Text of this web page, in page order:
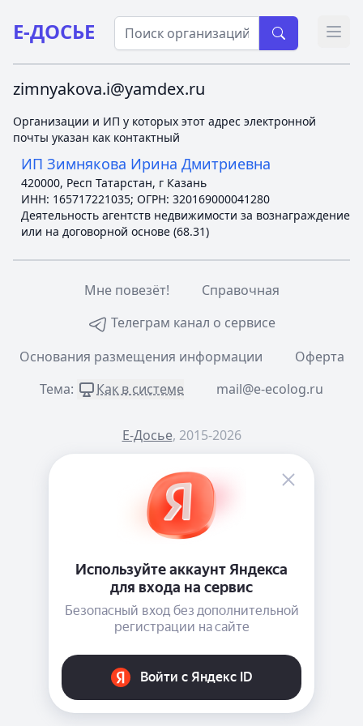
Е-ДОСЬЕ
zimnyakova.i@yamdex.ru
Организации и ИП у которых этот адрес электронной
почты указан как контактный
ИП Зимнякова Ирина Дмитриевна
420000, Респ Татарстан, г Казань
ИНН: 165717221035; ОГРН: 320169000041280
Деятельность агентств недвижимости за вознаграждение
или на договорной основе (68.31)
Мне повезёт!
Справочная
Телеграм канал о сервисе
Основания размещения информации
Оферта
Тема:
Как в системе mail@e-ecolog.ru
Е-Досье, 2015-2026